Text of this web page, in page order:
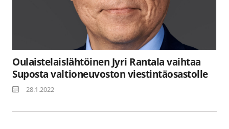
Oulaistelaislähtöinen Jyri Rantala vaihtaa
Suposta valtioneuvoston viestintäosastolle
28.1.2022